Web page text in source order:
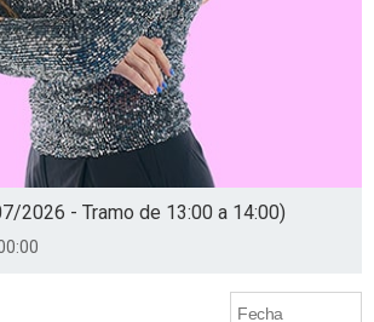
2026 - Tramo de 13:00 a 14:00)